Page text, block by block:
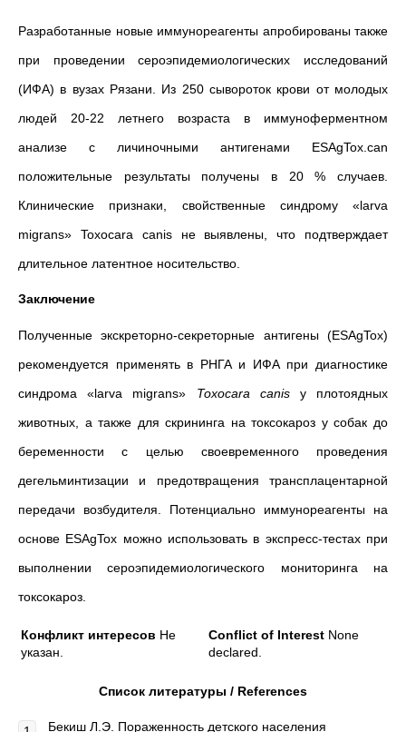
Разработанные новые иммунореагенты апробированы также
при проведении сероэпидемиологических исследований
(ИФА) в вузах Рязани. Из 250 сывороток крови от молодых
людей 20-22 летнего возраста в иммуноферментном
анализе с личиночными антигенами ESAgTox.can
положительные результаты получены в 20 % случаев.
Клинические признаки, свойственные синдрому «larva
migrans» Toxocara canis не выявлены, что подтверждает
длительное латентное носительство.
Заключение
Полученные экскреторно-секреторные антигены (ESAgTox)
рекомендуется применять в РНГА и ИФА при диагностике
синдрома «larva migrans» Toxocara canisу плотоядных
животных, а также для скрининга на токсокароз у собак до
беременности с целью своевременного проведения
дегельминтизации и предотвращения трансплацентарной
передачи возбудителя. Потенциально иммунореагенты на
основе ESAgTox можно использовать в экспресс-тестах при
выполнении сероэпидемиологического мониторинга на
токсокароз.
Конфликт интересов Не
указан.
Conflict of Interest None
declared.
Список литературы / References
Бекиш Л.Э. Пораженность детского населения